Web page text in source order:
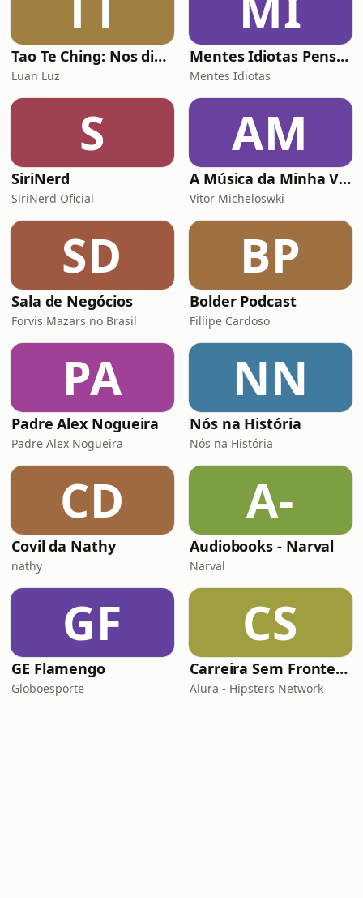
falamos sobre
Tao Te Ching: Nos dias de hoje
Luan Luz
Mentes Idiotas Pensam Igual
Mentes Idiotas
S
SiriNerd
SiriNerd Oficial
AM
A Música da Minha Vida Com Renato Gaúcho
Vitor Micheloswki
SD
Sala de Negócios
Forvis Mazars no Brasil
BP
Bolder Podcast
Fillipe Cardoso
PA
Padre Alex Nogueira
Padre Alex Nogueira
NN
Nós na História
Nós na História
CD
Covil da Nathy
nathy
A-
Audiobooks - Narval
Narval
GF
GE Flamengo
Globoesporte
CS
Carreira Sem Fronteiras
Alura - Hipsters Network